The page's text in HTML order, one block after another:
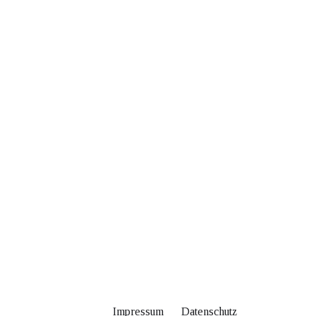
Impressum Datenschutz